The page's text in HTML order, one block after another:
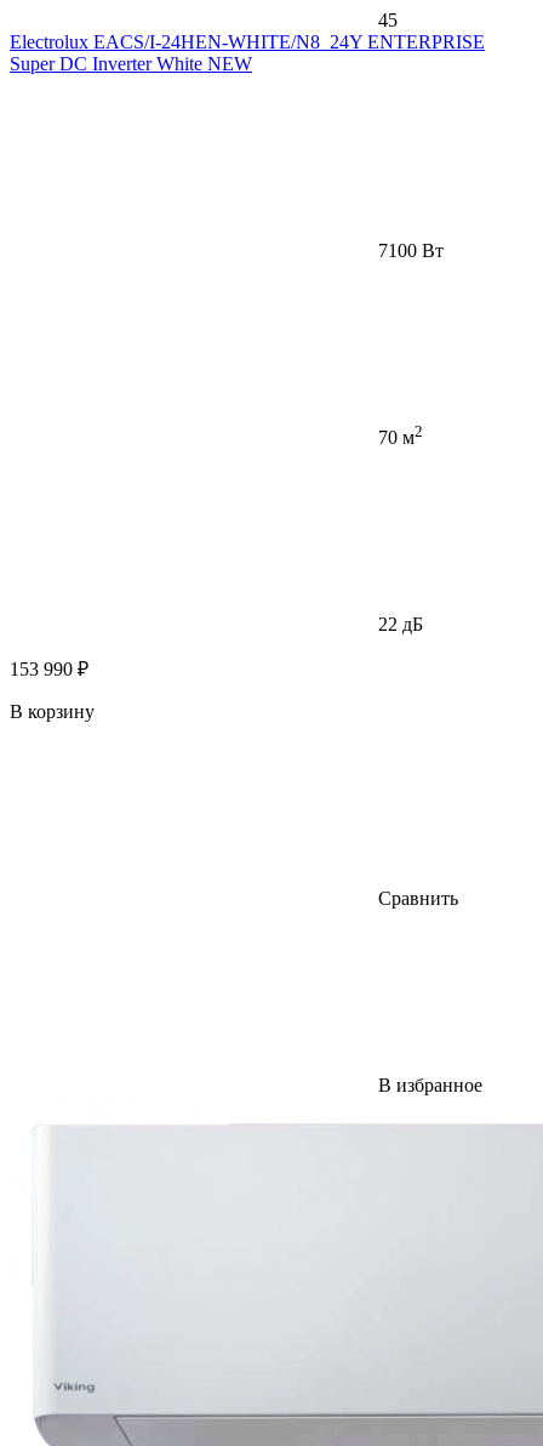
45
Electrolux EACS/I-24HEN-WHITE/N8_24Y ENTERPRISE
Super DC Inverter White NEW
7100 Вт
70 м2
22 дБ
153 990 ₽
В корзину
Сравнить
В избранное